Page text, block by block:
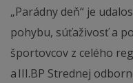
„Parádny deň“ je
pohybu, súťaživosť a
športovcov z celého
a III.BP Strednej